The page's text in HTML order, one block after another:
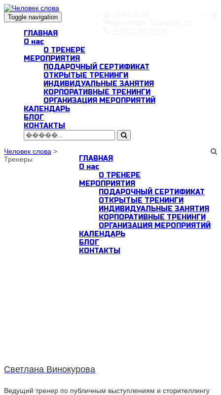
Toggle navigation
ГЛАВНАЯ
О нас
О ТРЕНЕРЕ
МЕРОПРИЯТИЯ
ПОДАРОЧНЫЙ СЕРТИФИКАТ
ОТКРЫТЫЕ ТРЕНИНГИ
ИНДИВИДУАЛЬНЫЕ ЗАНЯТИЯ
КОРПОРАТИВНЫЕ ТРЕНИНГИ
ОРГАНИЗАЦИЯ МЕРОПРИЯТИЙ
КАЛЕНДАРЬ
БЛОГ
КОНТАКТЫ
ГЛАВНАЯ
О нас
О ТРЕНЕРЕ
МЕРОПРИЯТИЯ
ПОДАРОЧНЫЙ СЕРТИФИКАТ
ОТКРЫТЫЕ ТРЕНИНГИ
ИНДИВИДУАЛЬНЫЕ ЗАНЯТИЯ
КОРПОРАТИВНЫЕ ТРЕНИНГИ
ОРГАНИЗАЦИЯ МЕРОПРИЯТИЙ
КАЛЕНДАРЬ
БЛОГ
КОНТАКТЫ
Человек слова >
Тренеры
Светлана Винокурова
Ведущий тренер по публичным выступлениям и сторителлингу